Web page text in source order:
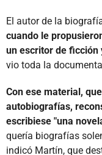
El autor de la
cuando le
un escritor de ficción
vio toda la
Con ese material,
autobiografías,
escribiese "una
quería biografías
indicó Martín, que